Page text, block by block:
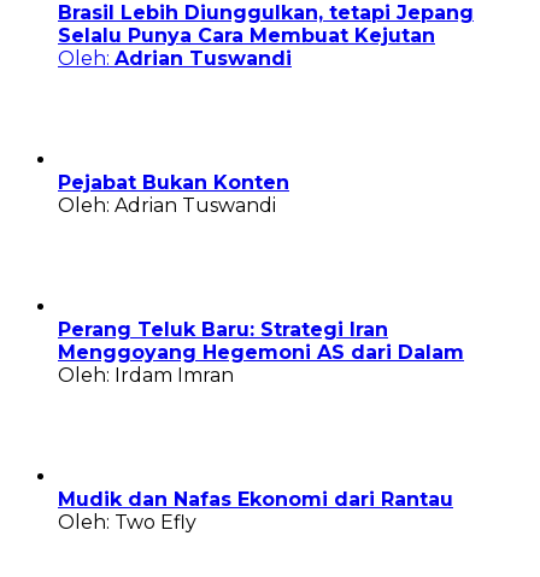
Brasil Lebih Diunggulkan, tetapi Jepang
Selalu Punya Cara Membuat Kejutan
Oleh: Adrian Tuswandi
Pejabat Bukan Konten
Oleh: Adrian Tuswandi
Perang Teluk Baru: Strategi Iran
Menggoyang Hegemoni AS dari Dalam
Oleh: Irdam Imran
Mudik dan Nafas Ekonomi dari Rantau
Oleh: Two Efly